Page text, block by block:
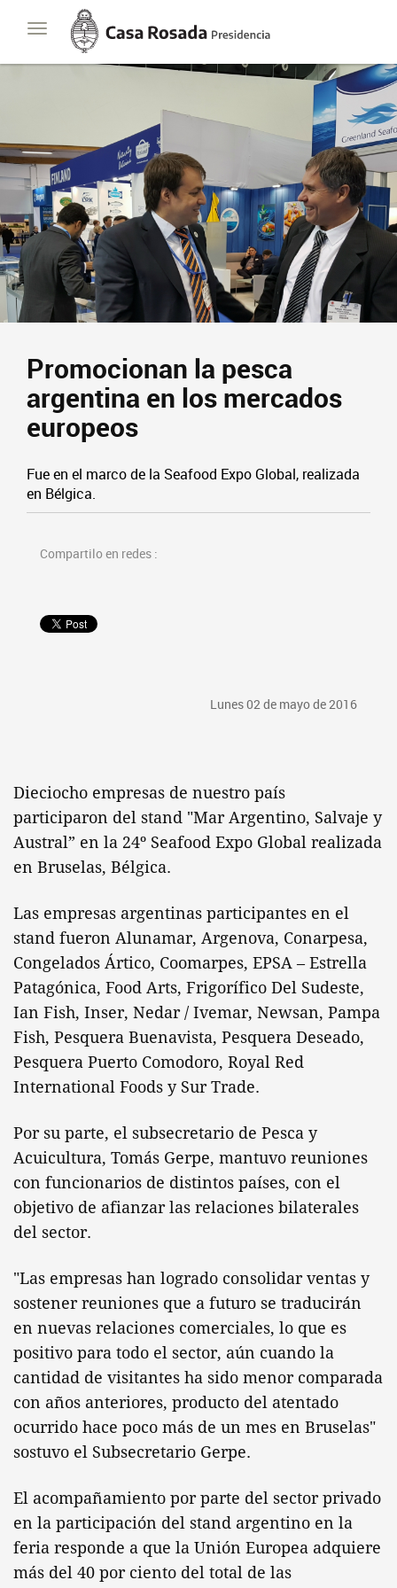
Toggle
navigation
Casa
Rosada
Presidencia
de
Promocionan la pesca
argentina en los mercados
europeos
Fue en el marco de la Seafood Expo Global, realizada
en Bélgica.
Compartilo en redes :
Lunes 02 de mayo de 2016
Dieciocho empresas de nuestro país
participaron del stand "Mar Argentino, Salvaje y
Austral” en la 24º Seafood Expo Global realizada
en Bruselas, Bélgica.
Las empresas argentinas participantes en el
stand fueron Alunamar, Argenova, Conarpesa,
Congelados Ártico, Coomarpes, EPSA – Estrella
Patagónica, Food Arts, Frigorífico Del Sudeste,
Ian Fish, Inser, Nedar / Ivemar, Newsan, Pampa
Fish, Pesquera Buenavista, Pesquera Deseado,
Pesquera Puerto Comodoro, Royal Red
International Foods y Sur Trade.
Por su parte, el subsecretario de Pesca y
Acuicultura, Tomás Gerpe, mantuvo reuniones
con funcionarios de distintos países, con el
objetivo de afianzar las relaciones bilaterales
del sector.
"Las empresas han logrado consolidar ventas y
sostener reuniones que a futuro se traducirán
en nuevas relaciones comerciales, lo que es
positivo para todo el sector, aún cuando la
cantidad de visitantes ha sido menor comparada
con años anteriores, producto del atentado
ocurrido hace poco más de un mes en Bruselas"
sostuvo el Subsecretario Gerpe.
El acompañamiento por parte del sector privado
en la participación del stand argentino en la
feria responde a que la Unión Europea adquiere
más del 40 por ciento del total de las